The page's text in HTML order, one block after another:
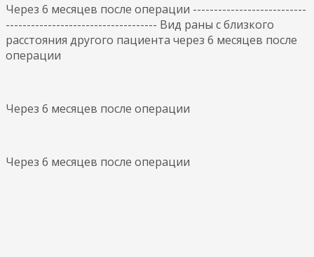
Через 6 месяцев после операции ---------------------------
------------------------------------ Вид раны с близкого
расстояния другого пациента через 6 месяцев после
операции
Через 6 месяцев после операции
Через 6 месяцев после операции